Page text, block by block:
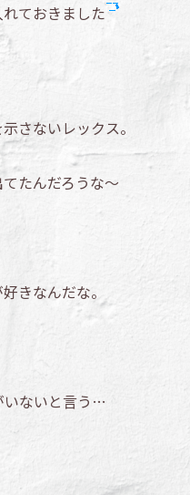
ておきました
さないレックス。
たんだろうな～
きなんだな。
いないと言う…